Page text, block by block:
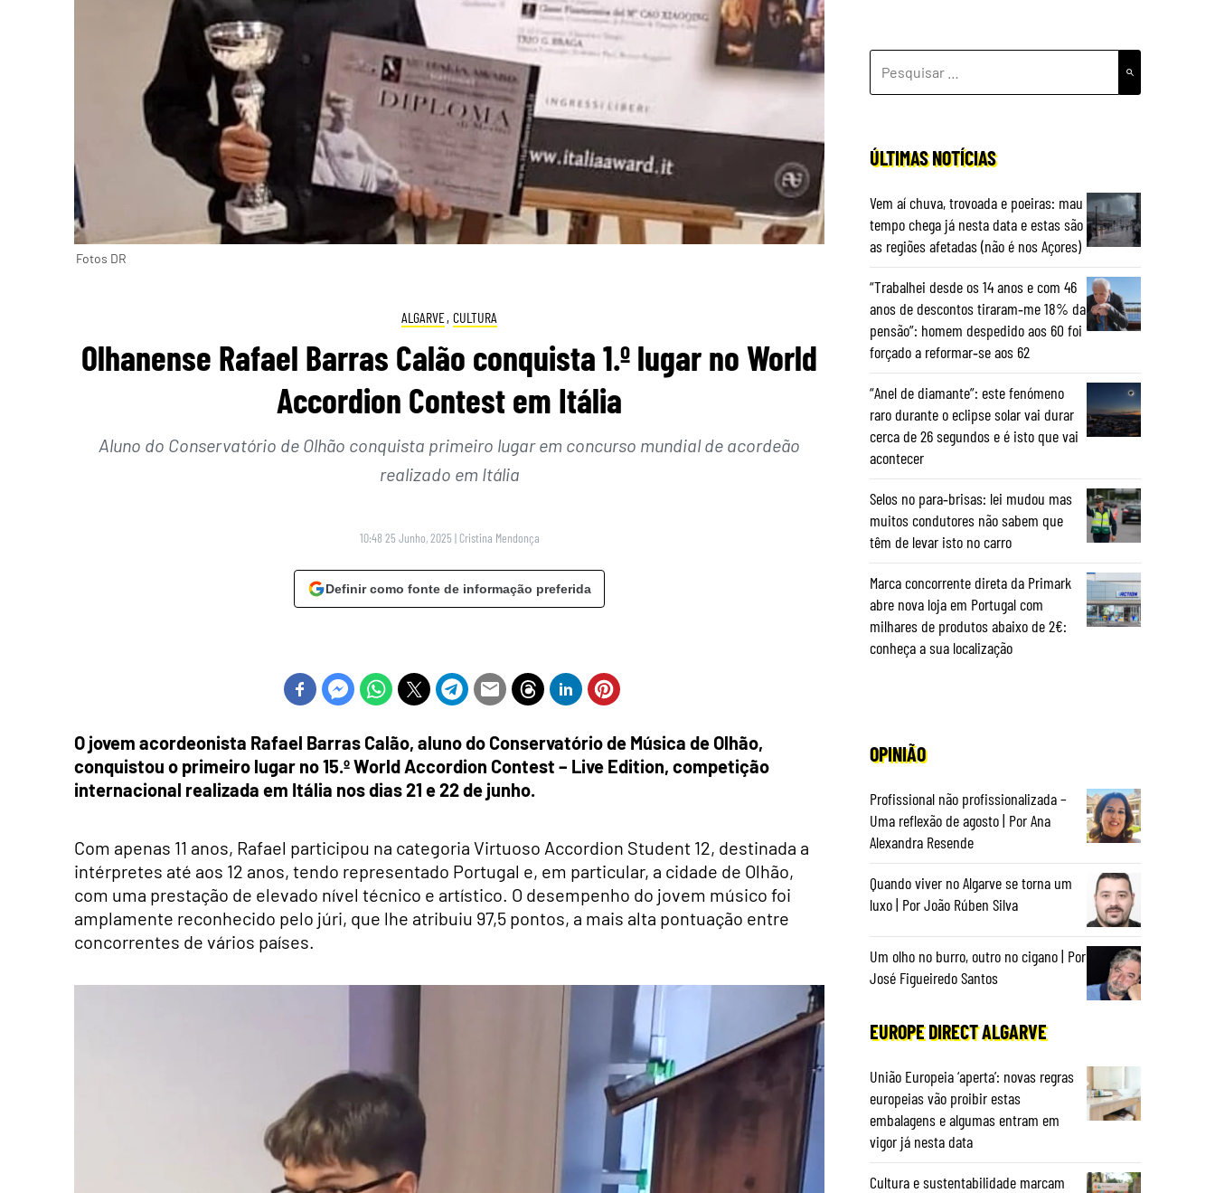
Fotos DR
ALGARVE, CULTURA
Olhanense Rafael Barras Calão conquista 1.º lugar no World
Accordion Contest em Itália
Aluno do Conservatório de Olhão conquista primeiro lugar em concurso mundial de acordeão
realizado em Itália
10:48 25 Junho, 2025 | Cristina Mendonça
Definir como fonte de informação preferida
O jovem acordeonista Rafael Barras Calão, aluno do Conservatório de Música de Olhão,
conquistou o primeiro lugar no 15.º World Accordion Contest – Live Edition, competição
internacional realizada em Itália nos dias 21 e 22 de junho.
Com apenas 11 anos, Rafael participou na categoria Virtuoso Accordion Student 12, destinada a
intérpretes até aos 12 anos, tendo representado Portugal e, em particular, a cidade de Olhão,
com uma prestação de elevado nível técnico e artístico. O desempenho do jovem músico foi
amplamente reconhecido pelo júri, que lhe atribuiu 97,5 pontos, a mais alta pontuação entre
concorrentes de vários países.
POR:
ÚLTIMAS NOTÍCIAS
Vem aí chuva, trovoada e poeiras: mau
tempo chega já nesta data e estas são
as regiões afetadas (não é nos Açores)
“Trabalhei desde os 14 anos e com 46
anos de descontos tiraram‑me 18% da
pensão”: homem despedido aos 60 foi
forçado a reformar‑se aos 62
“Anel de diamante”: este fenómeno
raro durante o eclipse solar vai durar
cerca de 26 segundos e é isto que vai
acontecer
Selos no para‑brisas: lei mudou mas
muitos condutores não sabem que
têm de levar isto no carro
Marca concorrente direta da Primark
abre nova loja em Portugal com
milhares de produtos abaixo de 2€:
conheça a sua localização
OPINIÃO
Profissional não profissionalizada –
Uma reflexão de agosto | Por Ana
Alexandra Resende
Quando viver no Algarve se torna um
luxo | Por João Rúben Silva
Um olho no burro, outro no cigano | Por
José Figueiredo Santos
EUROPE DIRECT ALGARVE
União Europeia ‘aperta’: novas regras
europeias vão proibir estas
embalagens e algumas entram em
vigor já nesta data
Cultura e sustentabilidade marcam